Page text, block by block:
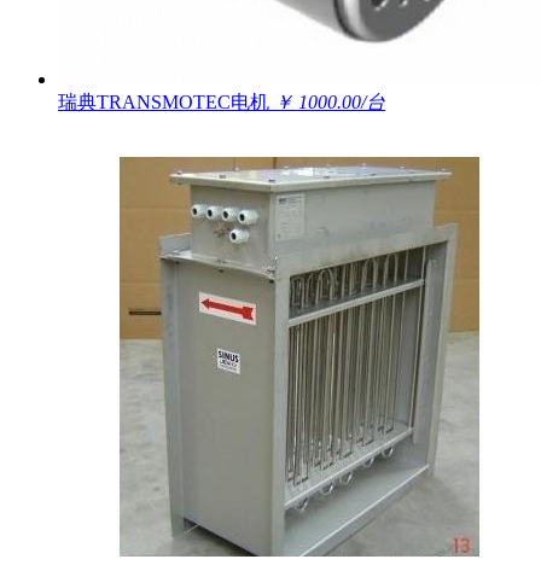
瑞典TRANSMOTEC电机 ￥ 1000.00/台